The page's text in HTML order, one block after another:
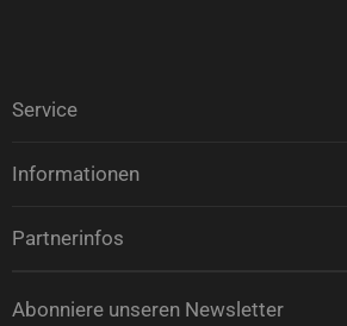
Service
Informationen
Partnerinfos
Abonniere unseren Newsletter